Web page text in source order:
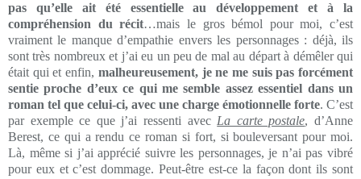
pas qu’elle ait été essentielle au développement et à la
compréhension du récit…mais le gros bémol pour moi, c’est
vraiment le manque d’empathie envers les personnages : déjà, ils
sont très nombreux et j’ai eu un peu de mal au départ à démêler qui
était qui et enfin, malheureusement, je ne me suis pas forcément
sentie proche d’eux ce qui me semble assez essentiel dans un
roman tel que celui-ci, avec une charge émotionnelle forte. C’est
par exemple ce que j’ai ressenti avec La carte postale, d’Anne
Berest, ce qui a rendu ce roman si fort, si bouleversant pour moi.
Là, même si j’ai apprécié suivre les personnages, je n’ai pas vibré
pour eux et c’est dommage. Peut-être est-ce la façon dont ils sont